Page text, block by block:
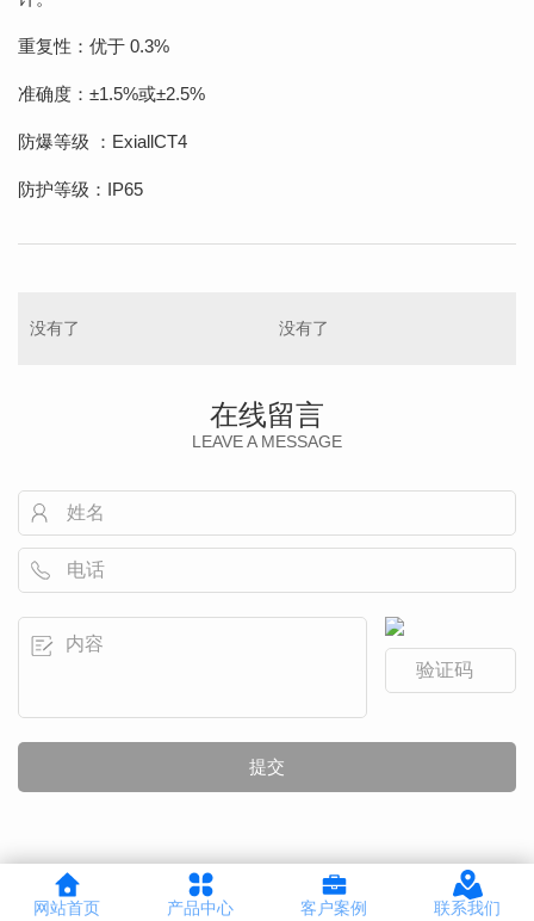
重复性：优于 0.3%
准确度：±1.5%或±2.5%
防爆等级 ：ExiallCT4
防护等级：IP65
没有了 没有了
在线留言
LEAVE A MESSAGE
网站首页 产品中心 客户案例 联系我们